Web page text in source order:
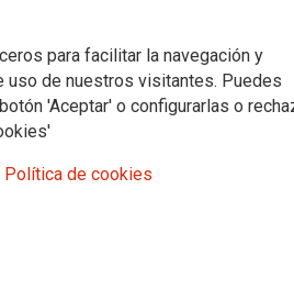
para facilitar la navegación y
de nuestros visitantes. Puedes
'Aceptar' o configurarlas o
Política de cookies